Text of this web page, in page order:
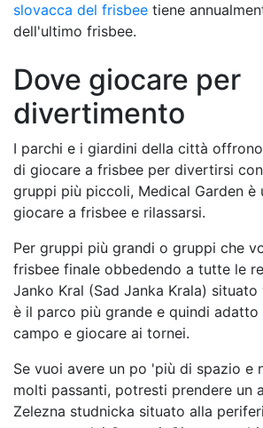
slovacca del frisbee tiene
dell'ultimo frisbee.
Dove giocare per
divertimento
I parchi e i giardini della città
di giocare a frisbee per divertirsi
gruppi più piccoli, Medical Garden è
giocare a frisbee e rilassarsi.
Per gruppi più grandi o gruppi che
frisbee finale obbedendo a tutte le
Janko Kral (Sad Janka Krala)
è il parco più grande e quindi adatto
campo e giocare ai tornei.
Se vuoi avere un po 'più di spazio e
molti passanti, potresti prendere un
Zelezna studnicka situato alla